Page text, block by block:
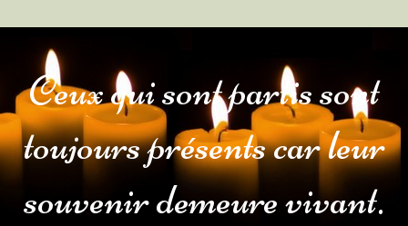
Ceux qui sont partis sont
toujours présents car leur
souvenir demeure vivant.